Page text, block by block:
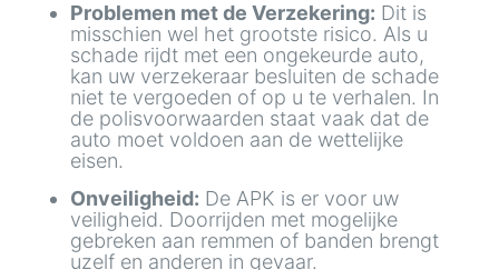
Problemen met de Verzekering: Dit is
misschien wel het grootste risico. Als u
schade rijdt met een ongekeurde auto,
kan uw verzekeraar besluiten de schade
niet te vergoeden of op u te verhalen. In
de polisvoorwaarden staat vaak dat de
auto moet voldoen aan de wettelijke
eisen.
Onveiligheid: De APK is er voor uw
veiligheid. Doorrijden met mogelijke
gebreken aan remmen of banden brengt
uzelf en anderen in gevaar.